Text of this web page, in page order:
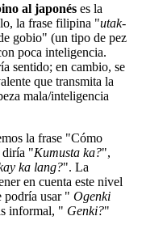
al japonés es la
la frase filipina "utak-
gobio" (un tipo de pez
poca inteligencia.
sentido; en cambio, se
que transmita la
mala/inteligencia
la frase "Cómo
diría "Kumusta ka?",
ka lang?". La
en cuenta este nivel
podría usar " Ogenki
informal, " Genki?"